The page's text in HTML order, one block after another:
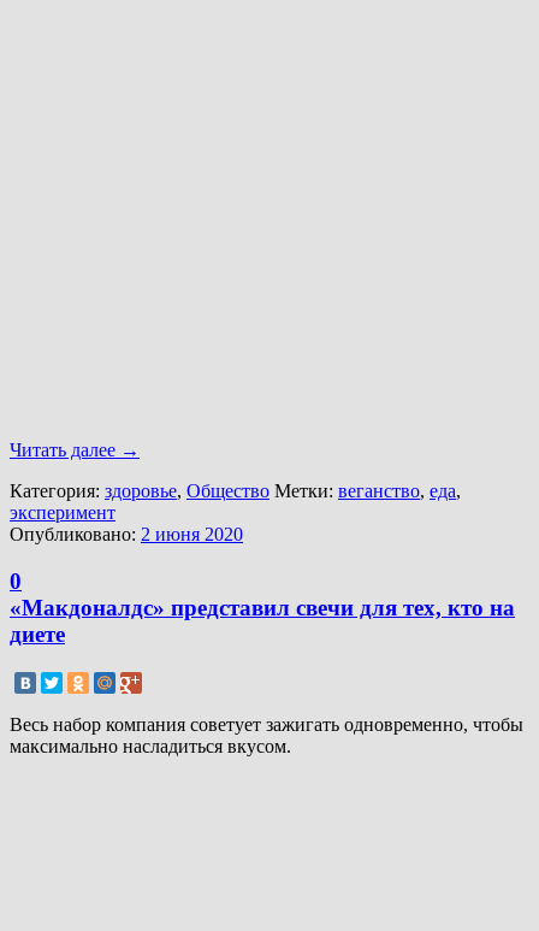
Читать далее →
Категория: здоровье, Общество Метки: веганство, еда,
эксперимент
Опубликовано: 2 июня 2020
0
«Макдоналдс» представил свечи для тех, кто на
диете
Весь набор компания советует зажигать одновременно, чтобы
максимально насладиться вкусом.